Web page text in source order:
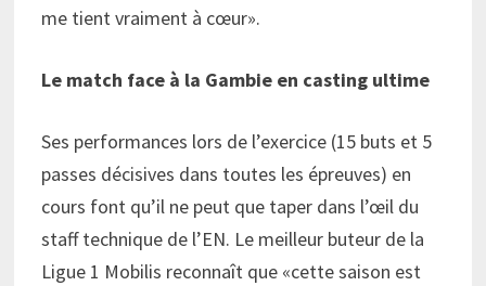
me tient vraiment à cœur».
Le match face à la Gambie en casting ultime
Ses performances lors de l’exercice (15 buts et 5
passes décisives dans toutes les épreuves) en
cours font qu’il ne peut que taper dans l’œil du
staff technique de l’EN. Le meilleur buteur de la
Ligue 1 Mobilis reconnaît que «cette saison est